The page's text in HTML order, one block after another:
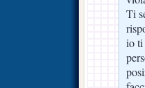
Ti
io ti